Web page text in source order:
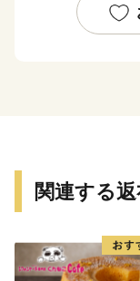
史のロマンを感
観音信仰が篤く
をみせています
関連する